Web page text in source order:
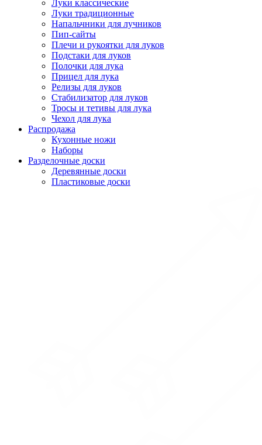
Луки классические
Луки традиционные
Напальчники для лучников
Пип-сайты
Плечи и рукоятки для луков
Подстаки для луков
Полочки для лука
Прицел для лука
Релизы для луков
Стабилизатор для луков
Тросы и тетивы для лука
Чехол для лука
Распродажа
Кухонные ножи
Наборы
Разделочные доски
Деревянные доски
Пластиковые доски